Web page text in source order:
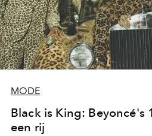
MODE
Black is King: Beyoncé's
een rij